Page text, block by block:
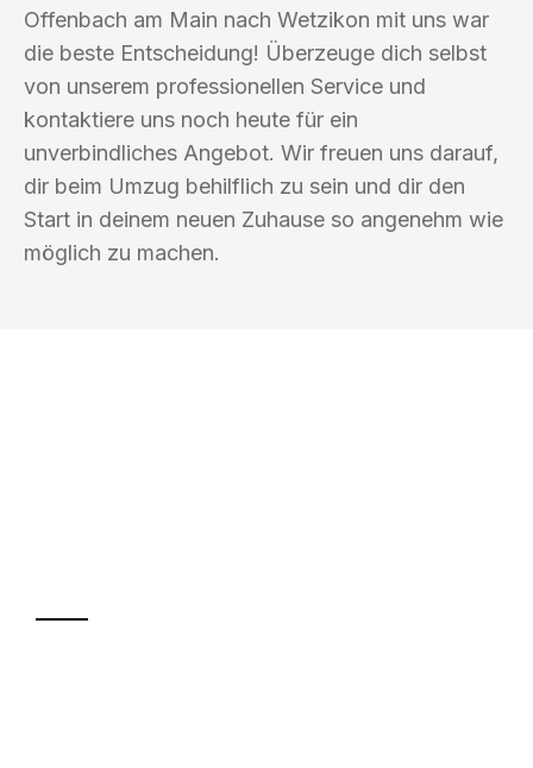
Offenbach am Main nach Wetzikon mit uns war
die beste Entscheidung! Überzeuge dich selbst
von unserem professionellen Service und
kontaktiere uns noch heute für ein
unverbindliches Angebot. Wir freuen uns darauf,
dir beim Umzug behilflich zu sein und dir den
Start in deinem neuen Zuhause so angenehm wie
möglich zu machen.